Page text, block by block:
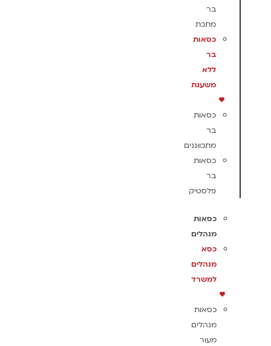
בר
מתכת
כסאות
בר
ללא
משענת
כסאות
בר
מתכווננים
כסאות
בר
פלסטיק
כסאות
מנהלים
כסא
מנהלים
למשרד
כסאות
מנהלים
מעור